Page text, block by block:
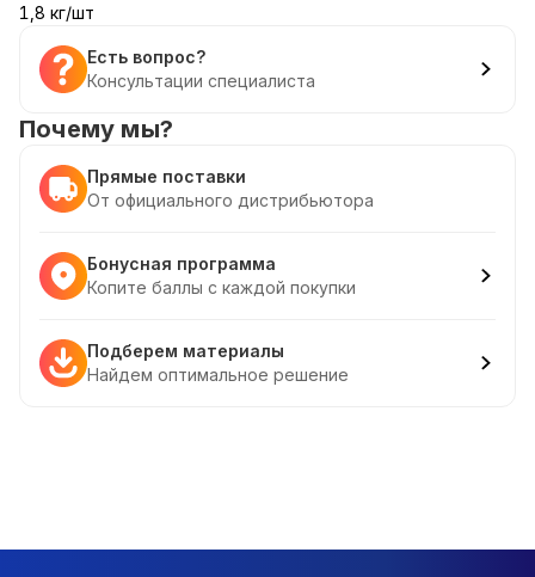
1,8 кг/шт
Есть вопрос?
Консультации специалиста
Почему мы?
Прямые поставки
От официального дистрибьютора
Бонусная программа
Копите баллы с каждой покупки
Подберем материалы
Найдем оптимальное решение